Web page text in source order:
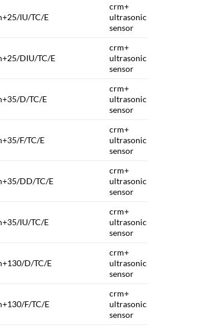
IU/TC/E
crm+
ultrasonic
sensor
DIU/TC/E
crm+
ultrasonic
sensor
D/TC/E
crm+
ultrasonic
sensor
F/TC/E
crm+
ultrasonic
sensor
DD/TC/E
crm+
ultrasonic
sensor
IU/TC/E
crm+
ultrasonic
sensor
D/TC/E
crm+
ultrasonic
sensor
F/TC/E
crm+
ultrasonic
sensor